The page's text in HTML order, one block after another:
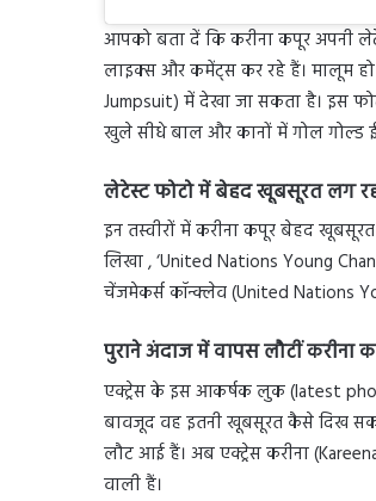
आपको बता दें कि करीना कपूर अपनी
लाइक्स और कमेंट्स कर रहे हैं। मालूम
Jumpsuit) में देखा जा सकता है। इस
खुले सीधे बाल और कानों में गोल गोल्ड
लेटेस्ट फोटो में बेहद खूबसूरत लग
इन तस्वीरों में करीना कपूर बेहद
लिखा , ‘United Nations Young
चेंजमेकर्स कॉन्क्लेव (United Nations
पुराने अंदाज में वापस लौटीं करीना
एक्ट्रेस के इस आकर्षक लुक (latest
बावजूद वह इतनी खूबसूरत कैसे दिख
लौट आई हैं। अब एक्ट्रेस करीना
वाली हैं।